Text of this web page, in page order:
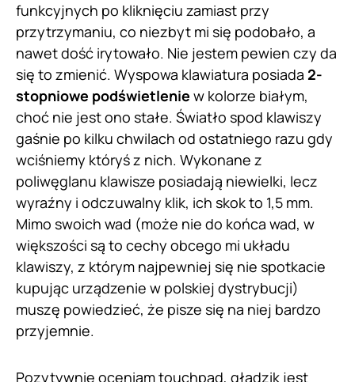
funkcyjnych po kliknięciu zamiast przy
przytrzymaniu, co niezbyt mi się podobało, a
nawet dość irytowało. Nie jestem pewien czy da
się to zmienić. Wyspowa klawiatura posiada 2-
stopniowe podświetlenie w kolorze białym,
choć nie jest ono stałe. Światło spod klawiszy
gaśnie po kilku chwilach od ostatniego razu gdy
wciśniemy któryś z nich. Wykonane z
poliwęglanu klawisze posiadają niewielki, lecz
wyraźny i odczuwalny klik, ich skok to 1,5 mm.
Mimo swoich wad (może nie do końca wad, w
większości są to cechy obcego mi układu
klawiszy, z którym najpewniej się nie spotkacie
kupując urządzenie w polskiej dystrybucji)
muszę powiedzieć, że pisze się na niej bardzo
przyjemnie.
Pozytywnie oceniam touchpad, gładzik jest